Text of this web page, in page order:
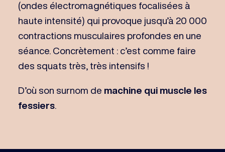
(ondes électromagnétiques focalisées à
haute intensité) qui provoque jusqu’à 20 000
contractions musculaires profondes en une
séance. Concrètement : c’est comme faire
des squats très, très intensifs !
D’où son surnom de machine qui muscle les
fessiers.